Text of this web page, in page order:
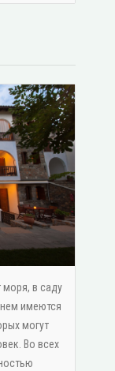
моря, в саду
имеются
могут
Во всех